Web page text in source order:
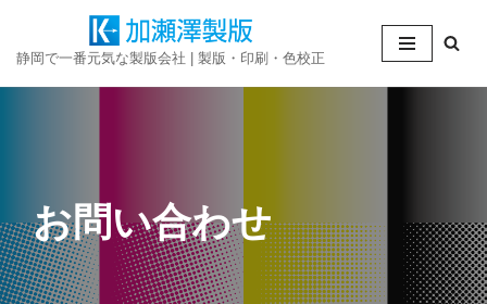
コ
ン
キ
ッ
プ
静岡で一番元気な製版会社 | 製版・印刷・色校正
お問い合わせ